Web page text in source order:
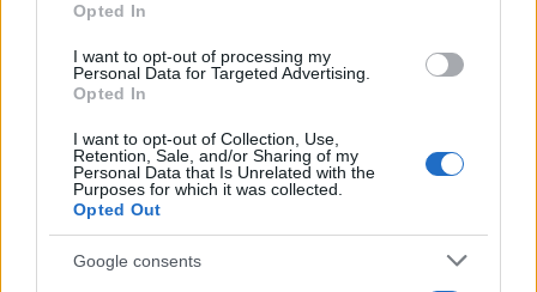
Opted In
I want to opt-out of processing my
Personal Data for Targeted Advertising.
Opted In
I want to opt-out of Collection, Use,
Retention, Sale, and/or Sharing of my
Personal Data that Is Unrelated with the
Purposes for which it was collected.
Opted Out
Google consents